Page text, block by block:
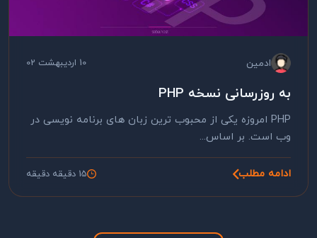
ادمین 10 اردیبهشت 02
به روزرسانی نسخه PHP
PHP امروزه یکی از محبوب ترین زبان های برنامه نویسی در
وب است. بر اساس...
ادامه مطلب 15 دقیقه دقیقه